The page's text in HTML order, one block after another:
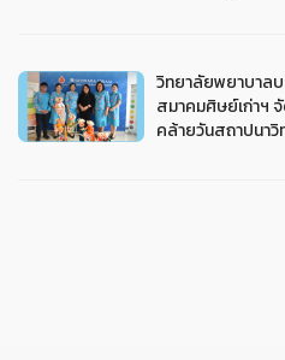
วิทยาลัยพยาบาล
สมาคมศิษย์เก่าฯ
คล้ายวันสถาปนา